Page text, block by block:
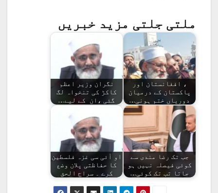
ملتی جلتی مزید خبریں
، افغانستان اور
پاکستان کے درمیان
دوریاں ختم ہونی…
نگران وزیر اعظم
کاکڑ کی تنخواہ لگ
گئی ،ان کے لیے…
جب تک رضا مندی سے
کوئی فیصلہ نہیں ہو
جاتا تب تک کوئی…
او آئی سی غزہ فلسطین
کا حفاظتی پلان وضع
کرے ۔ سراج الحق